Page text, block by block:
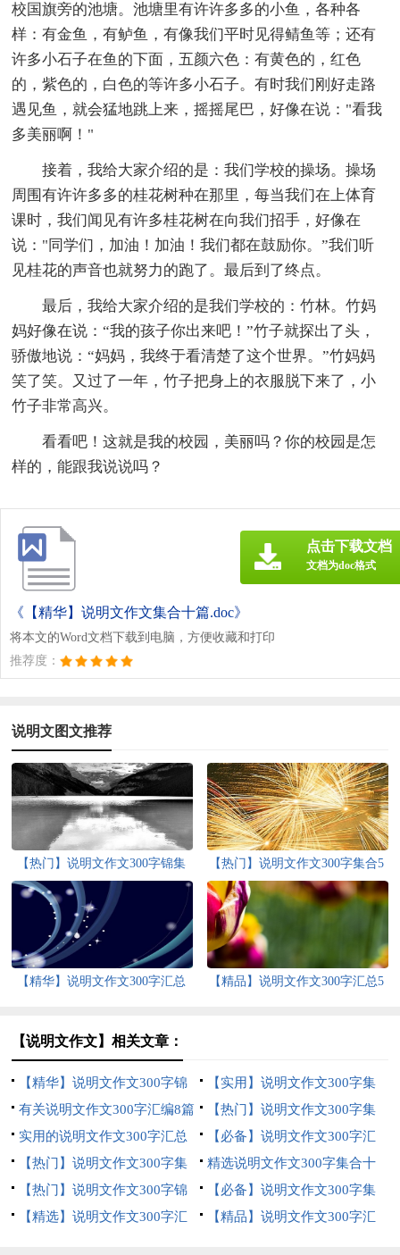
校国旗旁的池塘。池塘里有许许多多的小鱼，各种各
样：有金鱼，有鲈鱼，有像我们平时见得鲭鱼等；还有
许多小石子在鱼的下面，五颜六色：有黄色的，红色
的，紫色的，白色的等许多小石子。有时我们刚好走路
遇见鱼，就会猛地跳上来，摇摇尾巴，好像在说："看我
多美丽啊！"
接着，我给大家介绍的是：我们学校的操场。操场
周围有许许多多的桂花树种在那里，每当我们在上体育
课时，我们闻见有许多桂花树在向我们招手，好像在
说："同学们，加油！加油！我们都在鼓励你。”我们听
见桂花的声音也就努力的跑了。最后到了终点。
最后，我给大家介绍的是我们学校的：竹林。竹妈
妈好像在说：“我的孩子你出来吧！”竹子就探出了头，
骄傲地说：“妈妈，我终于看清楚了这个世界。”竹妈妈
笑了笑。又过了一年，竹子把身上的衣服脱下来了，小
竹子非常高兴。
看看吧！这就是我的校园，美丽吗？你的校园是怎
样的，能跟我说说吗？
《【精华】说明文作文集合十篇.doc》
将本文的Word文档下载到电脑，方便收藏和打印
推荐度：
点击下载文档
文档为doc格式
说明文图文推荐
【热门】说明文作文300字锦集
10篇
【热门】说明文作文300字集合5
篇
【精华】说明文作文300字汇总
【精品】说明文作文300字汇总5
【说明文作文】相关文章：
【精华】说明文作文300字锦
集5篇
【实用】说明文作文300字集
合十篇
有关说明文作文300字汇编8篇
【热门】说明文作文300字集
合七篇
实用的说明文作文300字汇总
五篇
【必备】说明文作文300字汇
编7篇
【热门】说明文作文300字集
锦七篇
精选说明文作文300字集合十
篇
【热门】说明文作文300字锦
集六篇
【必备】说明文作文300字集
锦5篇
【精选】说明文作文300字汇
【精品】说明文作文300字汇